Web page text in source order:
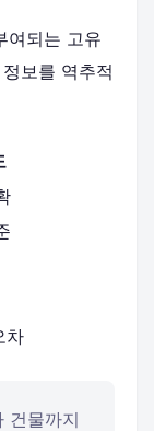
여되는 고유
보를 역추적
차
건물까지